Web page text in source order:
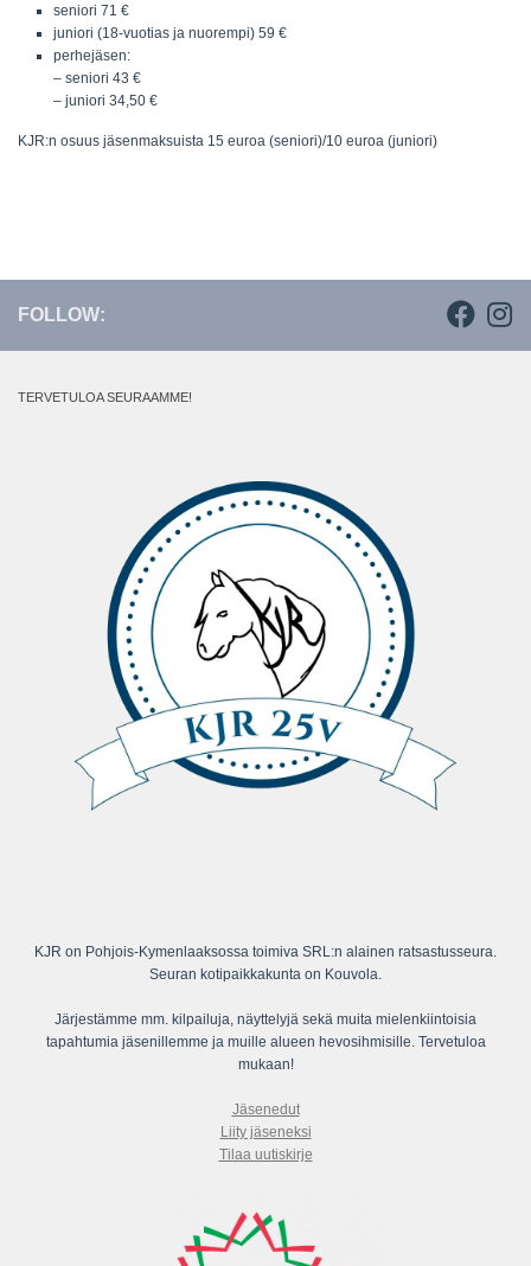
seniori 71 €
juniori (18-vuotias ja nuorempi) 59 €
perhejäsen:
– seniori 43 €
– juniori 34,50 €
KJR:n osuus jäsenmaksuista 15 euroa (seniori)/10 euroa (juniori)
FOLLOW:
TERVETULOA SEURAAMME!
KJR on Pohjois-Kymenlaaksossa toimiva SRL:n alainen ratsastusseura.
Seuran kotipaikkakunta on Kouvola.
Järjestämme mm. kilpailuja, näyttelyjä sekä muita mielenkiintoisia
tapahtumia jäsenillemme ja muille alueen hevosihmisille. Tervetuloa
mukaan!
Jäsenedut
Liity jäseneksi
Tilaa uutiskirje